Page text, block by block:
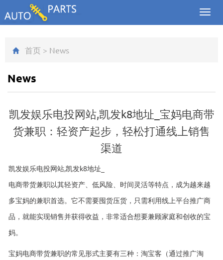
首页 > News
News
凯发娱乐电投网站,凯发k8地址_宝妈电商带
货兼职：轻资产起步，轻松打通线上销售
渠道
凯发娱乐电投网站,凯发k8地址_
电商带货兼职以其轻资产、低风险、时间灵活等特点，成为越来越
多宝妈的兼职首选。它不需要囤货压货，只需利用线上平台推广商
品，就能实现销售并获得收益，非常适合想要兼顾家庭和创收的宝
妈。
宝妈电商带货兼职的常见形式主要有三种：淘宝客（通过推广淘